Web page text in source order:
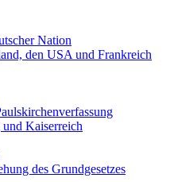
Nation
den USA und Frankreich
Kaiserreich
des Grundgesetzes